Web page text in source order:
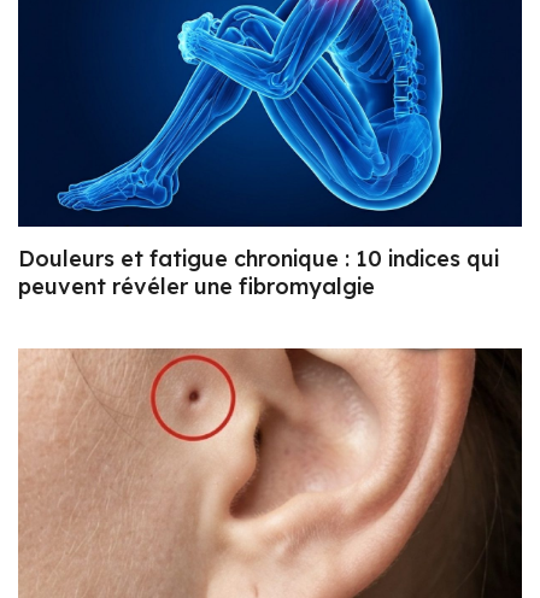
Douleurs et fatigue chronique : 10 indices qui
peuvent révéler une fibromyalgie